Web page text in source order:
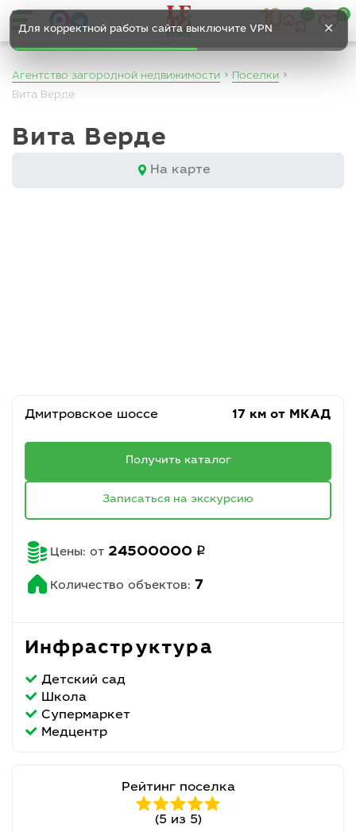
Для корректной работы сайта выключите VPN ✕
0
Агентство загородной недвижимости
Поселки
Вита Верде
Вита Верде
На карте
Дмитровское шоссе 17 км от МКАД
Получить каталог
Записаться на экскурсию
Цены: от 24500000 q
Количество объектов: 7
Инфраструктура
Детский сад
Школа
Супермаркет
Медцентр
Рейтинг поселка
(5 из 5)